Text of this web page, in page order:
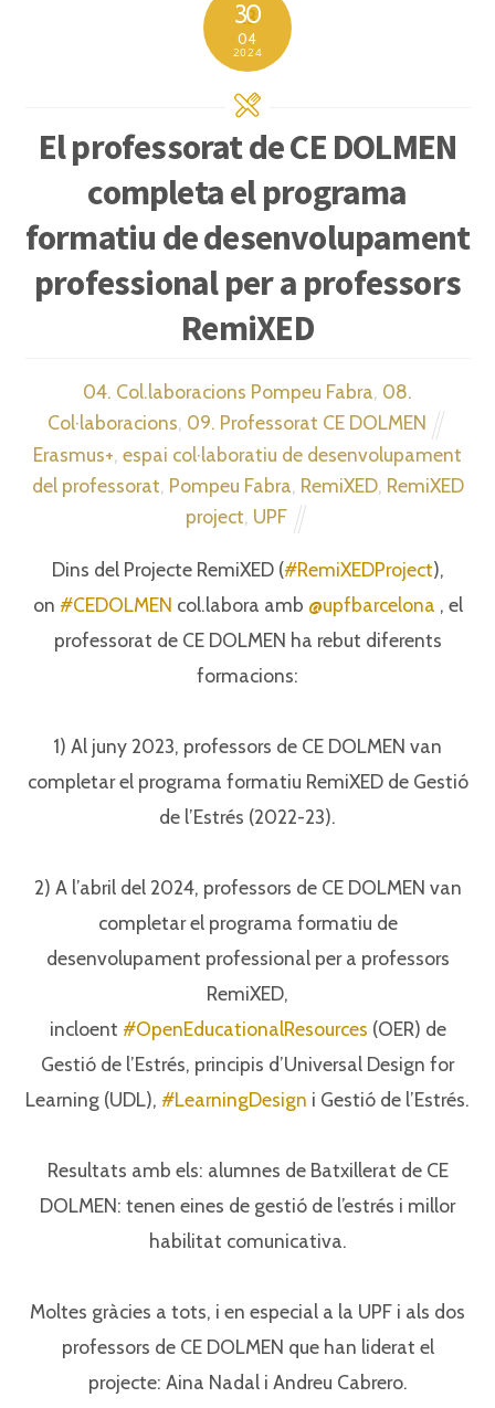
30
04
2024
El professorat de CE DOLMEN
completa el programa
formatiu de desenvolupament
professional per a professors
RemiXED
04. Col.laboracions Pompeu Fabra 08.
Col·laboracions 09. Professorat CE DOLMEN
Erasmus+ espai col·laboratiu de desenvolupament
del professorat Pompeu Fabra RemiXED, RemiXED
project UPF
Dins del Projecte RemiXED (#RemiXEDProject),
on #CEDOLMEN col.labora amb @upfbarcelona , el
professorat de CE DOLMEN ha rebut diferents
formacions:⁣
1) Al juny 2023, professors de CE DOLMEN van
completar el programa formatiu RemiXED de Gestió
de l’Estrés (2022-23).⁣
2) A l’abril del 2024, professors de CE DOLMEN van
completar el programa formatiu de
desenvolupament professional per a professors
RemiXED,
incloent #OpenEducationalResources (OER) de
Gestió de l’Estrés, principis d’Universal Design for
Learning (UDL), #LearningDesign i Gestió de l’Estrés.⁣
Resultats amb els: alumnes de Batxillerat de CE
DOLMEN: tenen eines de gestió de l’estrés i millor
habilitat comunicativa.⁣
Moltes gràcies a tots, i en especial a la UPF i als dos
professors de CE DOLMEN que han liderat el
projecte: Aina Nadal i Andreu Cabrero.⁣